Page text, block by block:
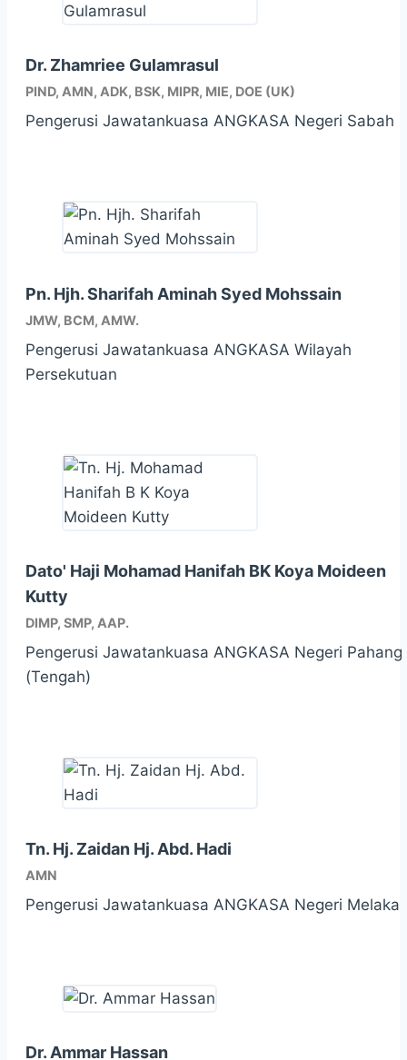
Dr. Zhamriee Gulamrasul
PIND, AMN, ADK, BSK, MIPR, MIE, DOE (UK)
Pengerusi Jawatankuasa ANGKASA Negeri Sabah
Pn. Hjh. Sharifah Aminah Syed Mohssain
JMW, BCM, AMW.
Pengerusi Jawatankuasa ANGKASA Wilayah
Persekutuan
Dato' Haji Mohamad Hanifah BK Koya Moideen
Kutty
DIMP, SMP, AAP.
Pengerusi Jawatankuasa ANGKASA Negeri Pahang
(Tengah)
Tn. Hj. Zaidan Hj. Abd. Hadi
AMN
Pengerusi Jawatankuasa ANGKASA Negeri Melaka
Dr. Ammar Hassan